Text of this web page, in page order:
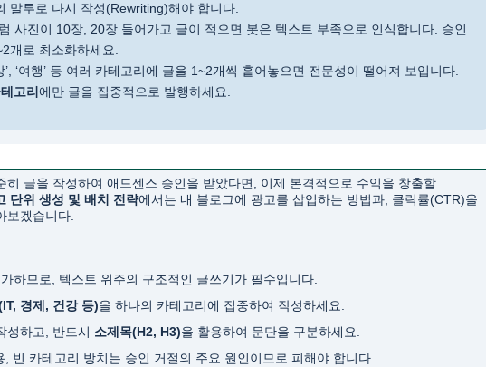
말투로 다시 작성(Rewriting)해야 합니다.
사진이 10장, 20장 들어가고 글이 적으면 봇은 텍스트 부족으로 인식합니다. 승인
개로 최소화하세요.
상’, ‘여행’ 등 여러 카테고리에 글을 1~2개씩 흩어놓으면 전문성이 떨어져 보입니다.
고리 에만 글을 집중적으로 발행하세요.
히 글을 작성하여 애드센스 승인을 받았다면, 이제 본격적으로 수익을 창출할
단위 생성 및 배치 전략에서는 내 블로그에 광고를 삽입하는 방법과, 클릭률(CTR)을
보겠습니다.
하므로, 텍스트 위주의 구조적인 글쓰기가 필수입니다.
경제, 건강 등)을 하나의 카테고리에 집중하여 작성하세요.
성하고, 반드시 소제목(H2, H3)을 활용하여 문단을 구분하세요.
빈 카테고리 방치는 승인 거절의 주요 원인이므로 피해야 합니다.